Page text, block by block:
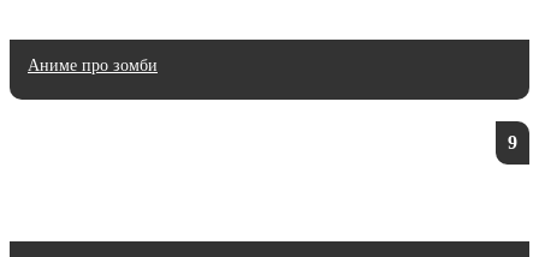
Аниме про зомби
9